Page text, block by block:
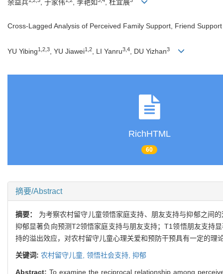
余益兵 , 于家伟 , 李艳如 , 杜宜展
Cross-Lagged Analysis of Perceived Family Support, Friend
YU Yibing1,2,3 , YU Jiawei1,2 , LI Yanru3,4 , DU Yizhan3
RichHTML
60
摘要/Abstract
摘要： 为考察农村留守儿童领悟家庭支持、朋友支持与抑郁之间
抑郁显著负向预测T2领悟家庭支持与朋友支持；T1领悟朋友支持
持的溢出效应，对农村留守儿童心理关爱和预防干预具有一定的理
关键词: 农村留守儿童, 领悟社会支持, 抑郁
Abstract: To examine the reciprocal relationship among